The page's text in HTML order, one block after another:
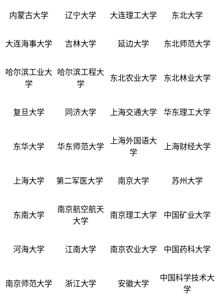
内蒙古大学 辽宁大学 大连理工大学 东北大学
大连海事大学 吉林大学 延边大学 东北师范大学
哈尔滨工业大
学
哈尔滨工程大
学
东北农业大学 东北林业大学
复旦大学 同济大学 上海交通大学 华东理工大学
东华大学 华东师范大学
上海外国语大
学
上海财经大学
上海大学 第二军医大学 南京大学 苏州大学
东南大学
南京航空航天
大学
南京理工大学 中国矿业大学
河海大学 江南大学 南京农业大学 中国药科大学
南京师范大学 浙江大学 安徽大学
中国科学技术大
学